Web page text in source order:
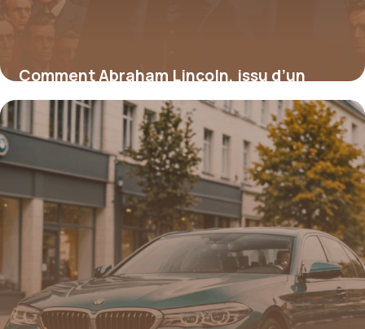
Comment Abraham Lincoln, issu d’un
milieu modeste, a transformé l’Amérique
15 juin 2026